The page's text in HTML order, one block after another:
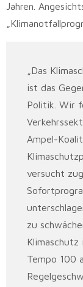
Jahren.
„Das
ist das
Politik. Wir
Ampel-
versucht
zu
Klimaschutz
Tempo 100